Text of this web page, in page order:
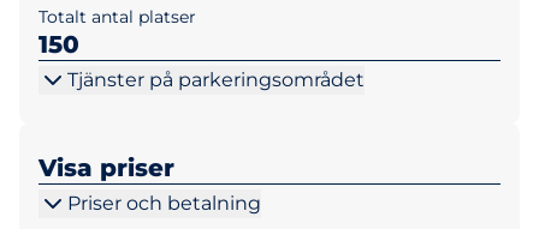
Totalt antal platser
150
Tjänster på parkeringsområdet
Visa priser
Priser och betalning